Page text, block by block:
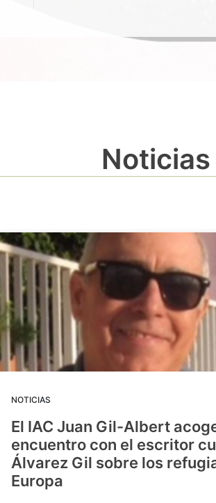
Noticias
NOTICIAS
El IAC Juan Gil-Albert
encuentro con el escritor
Álvarez Gil sobre los
Europa